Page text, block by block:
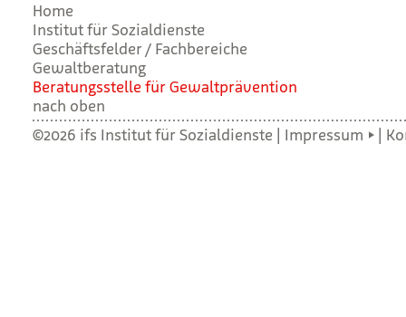
Home
Institut für Sozialdienste
Geschäftsfelder / Fachbereiche
Gewaltberatung
Bera­tungs­stelle für Gewalt­prä­ven­tion
nach oben
©2026 ifs Institut für Sozialdienste | Impressum